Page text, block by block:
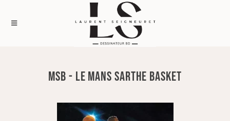
MSB - LE MANS SARTHE BASKET